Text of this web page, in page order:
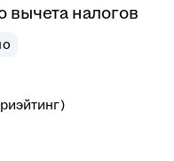
вычета налогов